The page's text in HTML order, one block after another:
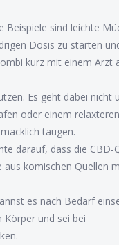
Beispiele sind leichte
Dosis zu starten
kurz mit einem Arzt
Es geht dabei nicht
oder einem relaxteren
taugen.
darauf, dass die CBD-
komischen Quellen
es nach Bedarf
und sei bei